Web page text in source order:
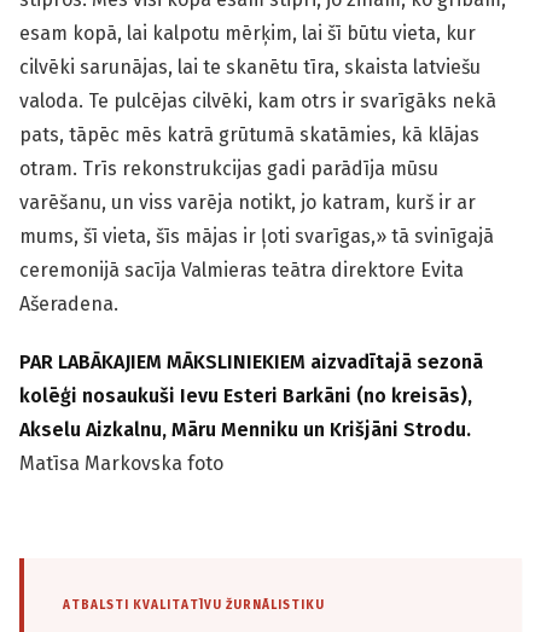
esam kopā, lai kalpotu mērķim, lai šī būtu vieta, kur
cilvēki sarunājas, lai te skanētu tīra, skaista latviešu
valoda. Te pulcējas cilvēki, kam otrs ir svarīgāks nekā
pats, tāpēc mēs katrā grūtumā skatāmies, kā klājas
otram. Trīs rekonstrukcijas gadi parādīja mūsu
varēšanu, un viss varēja notikt, jo katram, kurš ir ar
mums, šī vieta, šīs mājas ir ļoti svarīgas,» tā svinīgajā
ceremonijā sacīja Valmieras teātra direktore Evita
Ašeradena.
PAR LABĀKAJIEM MĀKSLINIEKIEM aizvadītajā sezonā
kolēģi nosaukuši Ievu Esteri Barkāni (no kreisās),
Akselu Aizkalnu, Māru Menniku un Krišjāni Strodu.
Matīsa Markovska foto
ATBALSTI KVALITATĪVU ŽURNĀLISTIKU